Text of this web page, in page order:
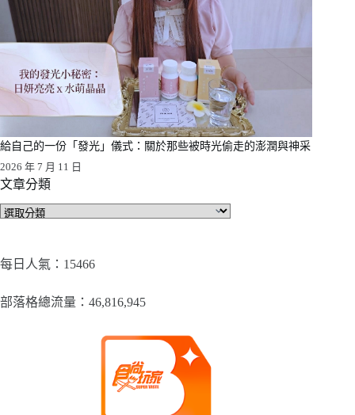
給自己的一份「發光」儀式：關於那些被時光偷走的澎潤與神采
2026 年 7 月 11 日
文章分類
文
類
每日人氣：15466
部落格總流量：​46,816,945